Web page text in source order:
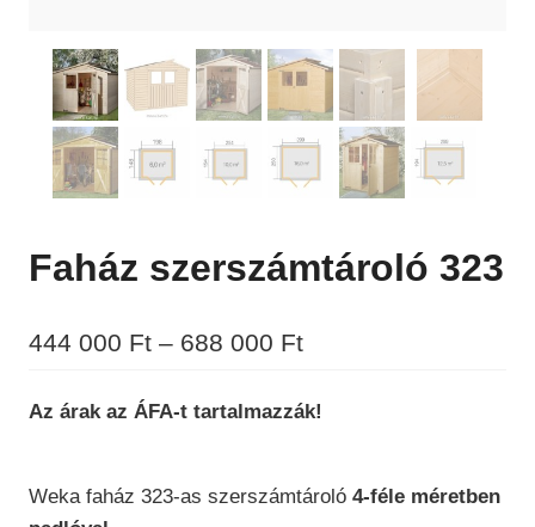
Faház szerszámtároló 323
444 000 Ft – 688 000 FtÁrtartomány:
000 Ft
688
Az árak az ÁFA-t tartalmazzák!
Weka faház 323-as szerszámtároló 4-féle méretben